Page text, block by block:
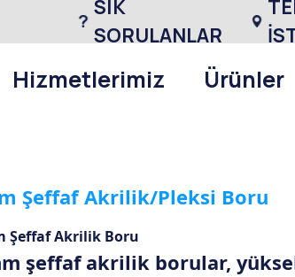
Şeffaf Akrilik/Pleksi Boru
Şeffaf Akrilik Boru
şeffaf akrilik borular,
SIK
SORULANLAR
Hizmetlerimiz Ürünler